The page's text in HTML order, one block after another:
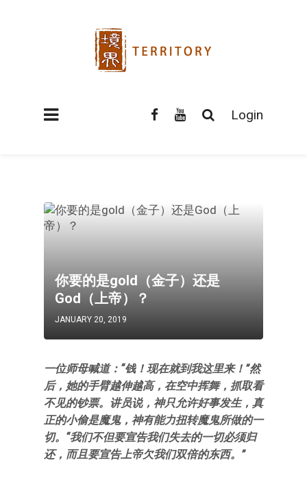
Login
你要的是gold（金子）还是
God（上帝）？
JANUARY 20, 2019
一位师母喊道：“钱！现在就到我这里来！”然
后，她的手臂越伸越高，在空中挥舞，抓取看
不见的钞票。讲员说，神只允许好事发生，真
正的小偷是魔鬼，神有能力扭转魔鬼所做的一
切。“我们不但要宣告我们失去的一切必须归
还，而且要宣告上帝欠我们双倍的东西。”